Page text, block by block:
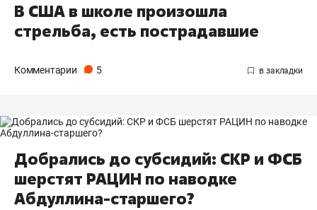
В США в школе произошла
стрельба, есть пострадавшие
Комментарии 5
Добрались до субсидий: СКР и ФСБ
шерстят РАЦИН по наводке
Абдуллина-старшего?